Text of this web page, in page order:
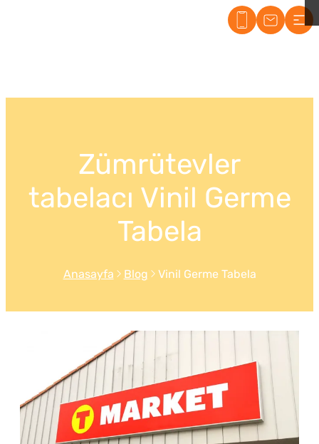
Zümrütevler
tabelacı Vinil Germe
Tabela
Anasayfa Blog Vinil Germe Tabela